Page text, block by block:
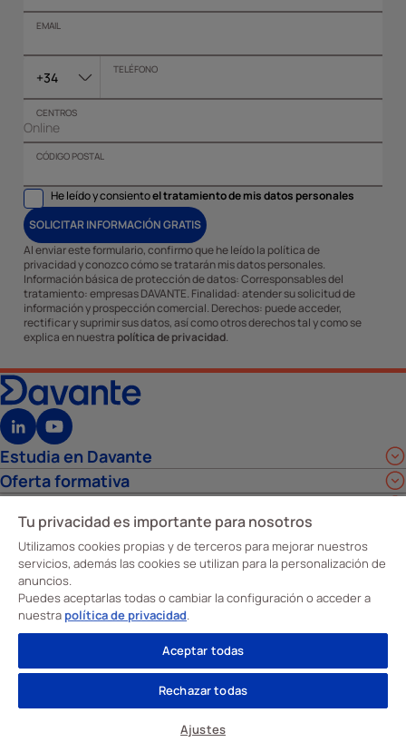
EMAIL
+34 TELÉFONO
CENTROS
CÓDIGO POSTAL
He leído y consientoel tratamiento de mis datos personales
SOLICITAR INFORMACIÓN GRATIS
Al enviar este formulario, confirmo que he leído la política de
privacidad y conozco cómo se tratarán mis datos personales.
Información básica de protección de datos: Corresponsables del
tratamiento: empresas DAVANTE. Finalidad: atender su solicitud de
información y prospección comercial. Derechos: puede acceder,
rectificar y suprimir sus datos, así como otros derechos tal y como se
explica en nuestra política de privacidad.
Estudia en Davante
Oferta formativa
Sobre nosotros
Todos nuestros centros de FP están homologados
Tu privacidad es importante para nosotros
Utilizamos cookies propias y de terceros para mejorar nuestros
servicios, además las cookies se utilizan para la personalización de
anuncios.
Puedes aceptarlas todas o cambiar la configuración o acceder a
nuestra política de privacidad.
Aceptar todas
Rechazar todas
Ajustes